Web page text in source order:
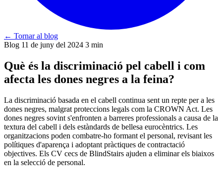
← Tornar al blog
Blog 11 de juny del 2024 3 min
Què és la discriminació pel cabell i com
afecta les dones negres a la feina?
La discriminació basada en el cabell continua sent un repte per a les
dones negres, malgrat proteccions legals com la CROWN Act. Les
dones negres sovint s'enfronten a barreres professionals a causa de la
textura del cabell i dels estàndards de bellesa eurocèntrics. Les
organitzacions poden combatre-ho formant el personal, revisant les
polítiques d'aparença i adoptant pràctiques de contractació
objectives. Els CV cecs de BlindStairs ajuden a eliminar els biaixos
en la selecció de personal.